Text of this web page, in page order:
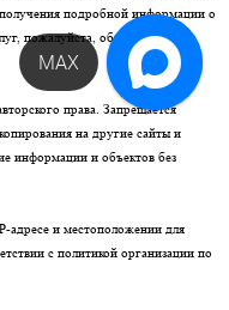
подробной информации о
пожалуйста, обращайтесь к
права. Запрещается
на другие сайты и
информации и объектов без
адресе и местоположении для
с политикой организации по
MAX